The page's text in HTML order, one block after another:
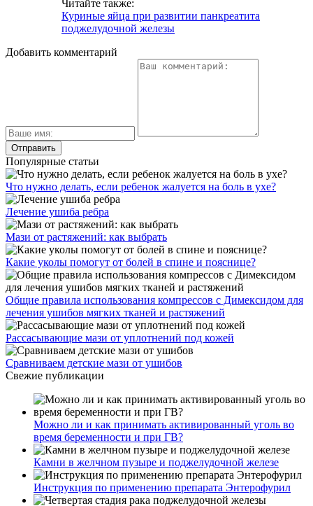
Читайте также:
Куриные яйца при развитии панкреатита
поджелудочной железы
Добавить комментарий
Популярные статьи
Что нужно делать, если ребенок жалуется на боль в ухе?
Лечение ушиба ребра
Мази от растяжений: как выбрать
Какие уколы помогут от болей в спине и пояснице?
Общие правила использования компрессов с Димексидом для
лечения ушибов мягких тканей и растяжений
Рассасывающие мази от уплотнений под кожей
Сравниваем детские мази от ушибов
Свежие публикации
Можно ли и как принимать активированный уголь во
время беременности и при ГВ?
Камни в желчном пузыре и поджелудочной железе
Инструкция по применению препарата Энтерофурил